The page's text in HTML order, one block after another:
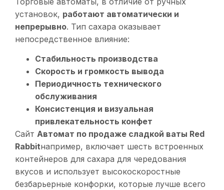
установок, работают автоматически и
непрерывно. Тип сахара оказывает
непосредственное влияние:
Стабильность производства
Скорость и громкость вывода
Периодичность технического
обслуживания
Консистенция и визуальная
привлекательность конфет
Сайт Автомат по продаже сладкой ваты Red
Rabbitнапример, включает шесть встроенных
контейнеров для сахара для чередования
вкусов и использует высокоскоростные
безбарьерные конфорки, которые лучше всего